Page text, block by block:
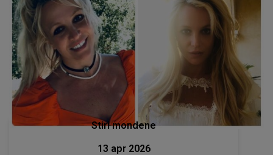
Stiri mondene
13 apr 2026